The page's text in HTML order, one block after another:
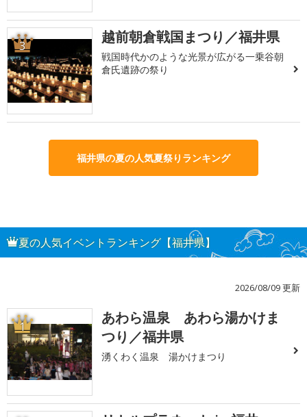
3 越前朝倉戦国まつり／福井県
戦国時代かのような光景が広がる一乗谷朝
倉氏遺跡の祭り
福井県の夏の人気夏祭りランキング
夏の人気イベントランキング【福井県】
2026/08/09 更新
1
あわら温泉 あわら湯かけま
つり／福井県
湧くわく温泉 湯かけまつり